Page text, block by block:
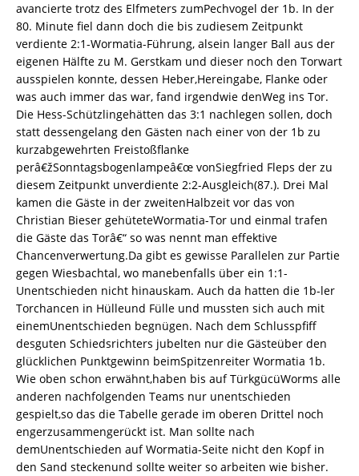
avancierte trotz des Elfmeters zumPechvogel der 1b. In der
80. Minute fiel dann doch die bis zudiesem Zeitpunkt
verdiente 2:1-Wormatia-Führung, alsein langer Ball aus der
eigenen Hälfte zu M. Gerstkam und dieser noch den Torwart
ausspielen konnte, dessen Heber,Hereingabe, Flanke oder
was auch immer das war, fand irgendwie denWeg ins Tor.
Die Hess-Schützlingehätten das 3:1 nachlegen sollen, doch
statt dessengelang den Gästen nach einer von der 1b zu
kurzabgewehrten Freistoßflanke
perâ€žSonntagsbogenlampeâ€œ vonSiegfried Fleps der zu
diesem Zeitpunkt unverdiente 2:2-Ausgleich(87.). Drei Mal
kamen die Gäste in der zweitenHalbzeit vor das von
Christian Bieser gehüteteWormatia-Tor und einmal trafen
die Gäste das Torâ€“ so was nennt man effektive
Chancenverwertung.Da gibt es gewisse Parallelen zur Partie
gegen Wiesbachtal, wo manebenfalls über ein 1:1-
Unentschieden nicht hinauskam. Auch da hatten die 1b-ler
Torchancen in Hülleund Fülle und mussten sich auch mit
einemUnentschieden begnügen. Nach dem Schlusspfiff
desguten Schiedsrichters jubelten nur die Gästeüber den
glücklichen Punktgewinn beimSpitzenreiter Wormatia 1b.
Wie oben schon erwähnt,haben bis auf TürkgücüWorms alle
anderen nachfolgenden Teams nur unentschieden
gespielt,so das die Tabelle gerade im oberen Drittel noch
engerzusammengerückt ist. Man sollte nach
demUnentschieden auf Wormatia-Seite nicht den Kopf in
den Sand steckenund sollte weiter so arbeiten wie bisher.